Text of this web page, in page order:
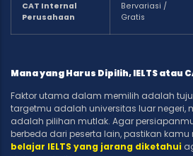
CAT Internal
Perusahaan
Bervariasi /
Gratis
Mana yang Harus Dipilih, IELTS atau
Faktor utama dalam memilih adalah
targetmu adalah universitas luar negeri,
adalah pilihan mutlak. Agar
berbeda dari peserta lain, pastikan
belajar IELTS yang jarang diketahui